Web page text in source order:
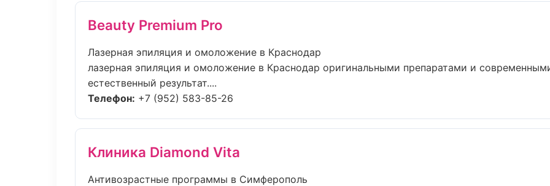
Beauty Premium Pro
Лазерная эпиляция и омоложение в Краснодар
лазерная эпиляция и омоложение в Краснодар оригинальными препаратами и
естественный результат....
Телефон: +7 (952) 583-85-26
Клиника Diamond Vita
Антивозрастные программы в Симферополь